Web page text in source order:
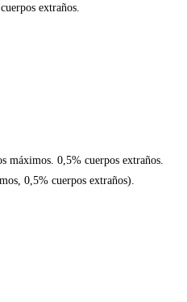
extraños.
máximos. 0,5% cuerpos extraños.
0,5% cuerpos extraños).